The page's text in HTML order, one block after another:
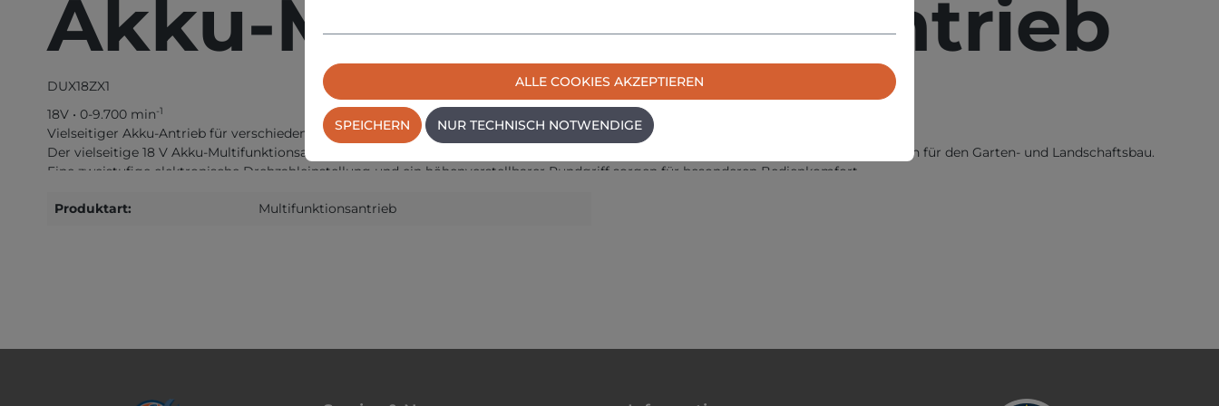
Akku-Multifunktionsantrieb
DUX18ZX1
18V • 0-9.700 min-1
Vielseitiger Akku-Antrieb für verschiedene Aufsätze
Der vielseitige 18 V Akku-Multifunktionsantrieb mit einem leistungsfähigen bürstenlosen Motor und mehreren erhältlichen Zubehörteilen für den Garten- und Landschaftsbau.
Eine zweistufige elektronische Drehzahleinstellung und ein höhenverstellbarer Rundgriff sorgen für besonderen Bedienkomfort.
Eigenschaften
Produktart: Multifunktionsantrieb
ALLE COOKIES AKZEPTIEREN
SPEICHERN NUR TECHNISCH NOTWENDIGE